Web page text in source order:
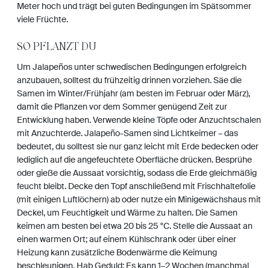
Meter hoch und trägt bei guten Bedingungen im Spätsommer
viele Früchte.
SO PFLANZT DU
Um Jalapeños unter schwedischen Bedingungen erfolgreich
anzubauen, solltest du frühzeitig drinnen vorziehen. Säe die
Samen im Winter/Frühjahr (am besten im Februar oder März),
damit die Pflanzen vor dem Sommer genügend Zeit zur
Entwicklung haben. Verwende kleine Töpfe oder Anzuchtschalen
mit Anzuchterde. Jalapeño-Samen sind Lichtkeimer – das
bedeutet, du solltest sie nur ganz leicht mit Erde bedecken oder
lediglich auf die angefeuchtete Oberfläche drücken. Besprühe
oder gieße die Aussaat vorsichtig, sodass die Erde gleichmäßig
feucht bleibt. Decke den Topf anschließend mit Frischhaltefolie
(mit einigen Luftlöchern) ab oder nutze ein Minigewächshaus mit
Deckel, um Feuchtigkeit und Wärme zu halten. Die Samen
keimen am besten bei etwa 20 bis 25 °C. Stelle die Aussaat an
einen warmen Ort; auf einem Kühlschrank oder über einer
Heizung kann zusätzliche Bodenwärme die Keimung
beschleunigen. Hab Geduld: Es kann 1–2 Wochen (manchmal